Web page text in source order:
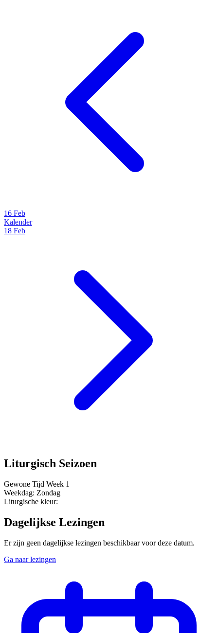
16 Feb
Kalender
18 Feb
Liturgisch Seizoen
Gewone Tijd Week 1
Weekdag: Zondag
Liturgische kleur:
Dagelijkse Lezingen
Er zijn geen dagelijkse lezingen beschikbaar voor deze datum.
Ga naar lezingen